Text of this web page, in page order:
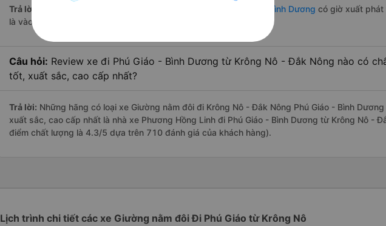
Trả lời: Giường nằm đôi Krông Nô - Đắk Nông Phú Giáo - Bình Dương có giờ xuất phát
là vào lúc 19:00 là của nhà xe Phương Hồng Linh.
Câu hỏi: Review xe đi Phú Giáo - Bình Dương từ Krông Nô - Đắk Nông nào có
tốt, xuất sắc, cao cấp nhất?
Trả lời: Những hãng có loại xe Giường nằm đôi đi Krông Nô - Đắk Nông Phú Giáo - Bình
xuất sắc, cao cấp nhất là nhà xe Phương Hồng Linh đi Phú Giáo - Bình Dương từ Krông Nô -
điểm chất lượng là 4.3/5 dựa trên 710 đánh giá của khách hàng).
Lịch trình chi tiết các xe Giường nằm đôi Đi Phú Giáo từ Krông Nô